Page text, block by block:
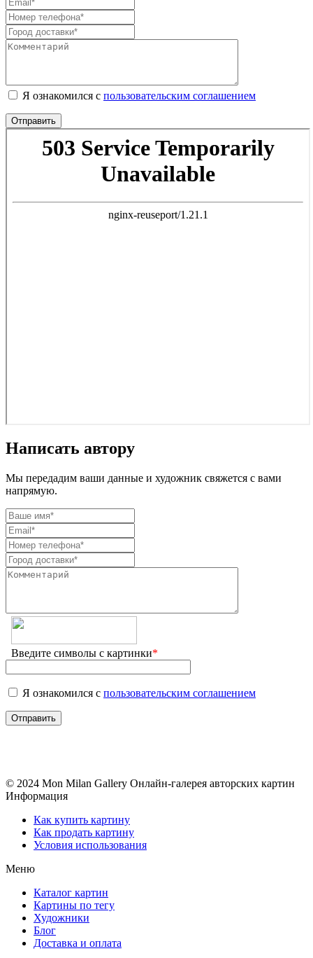
Я ознакомился с пользовательским соглашением
Написать автору
Мы передадим ваши данные и художник свяжется с вами
напрямую.
Введите символы с картинки*
Я ознакомился с пользовательским соглашением
© 2024 Mon Milan Gallery Онлайн-галерея авторских картин
Информация
Как купить картину
Как продать картину
Условия использования
Меню
Каталог картин
Картины по тегу
Художники
Блог
Доставка и оплата